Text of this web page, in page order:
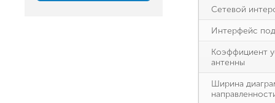
Сетевой
Интерфейс
Коэффициент
антенны
Ширина